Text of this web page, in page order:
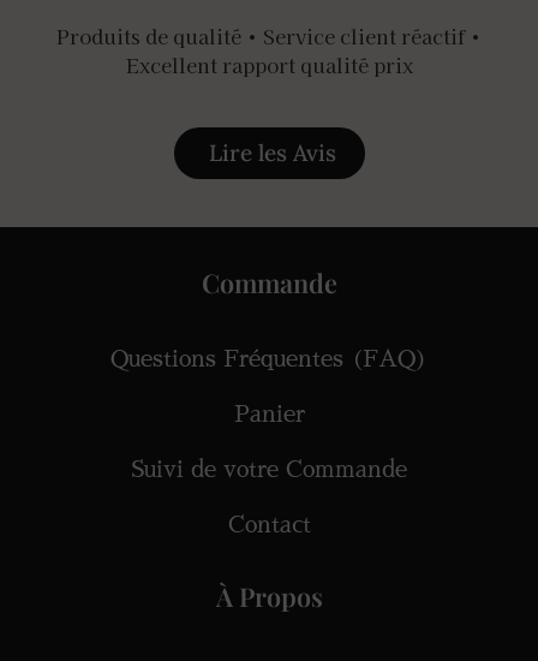
Produits de qualité • Service client réactif •
Excellent rapport qualité prix
Lire les Avis
Commande
Questions Fréquentes (FAQ)
Panier
Suivi de votre Commande
Contact
À Propos